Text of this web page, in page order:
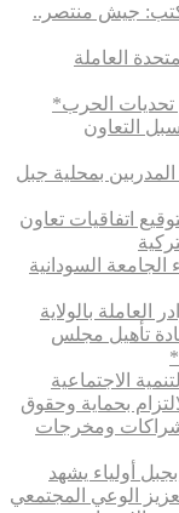
يكتب: جيش منتصر..
العاملة
تحديات الحرب*
التعاون
المدربين بمحلية جبل
اتفاقيات تعاون
السودانية
بالولاية
تأهيل مجلس
الاجتماعية
بحماية وحقوق
ومخرجات
أولياء يشهد
الوعي المجتمعي